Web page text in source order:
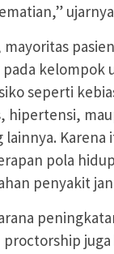
kelompok
seperti
hipertensi,
Karena
pola
penyakit